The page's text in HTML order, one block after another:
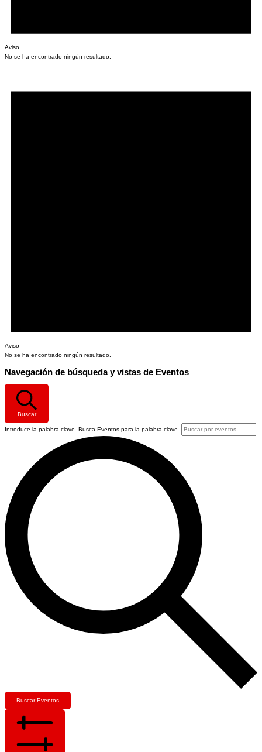
Aviso
No se ha encontrado ningún resultado.
Aviso
No se ha encontrado ningún resultado.
Navegación de búsqueda y vistas de Eventos
Buscar
Introduce la palabra clave. Busca Eventos para la palabra clave.
Buscar Eventos